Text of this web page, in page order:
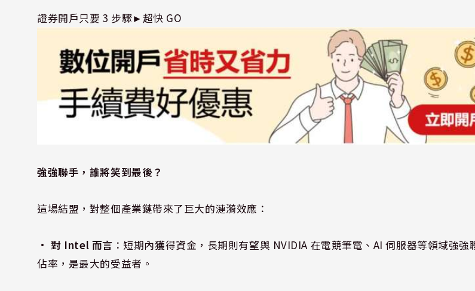
證券開戶只要 3 步驟►超快 GO
強強聯手，誰將笑到最後？
這場結盟，對整個產業鏈帶來了巨大的漣漪效應：
•對 Intel 而言 ：短期內獲得資金，長期則有望與 NVIDIA 在電競筆電、AI 伺服器等領域強強
佔率，是最大的受益者。